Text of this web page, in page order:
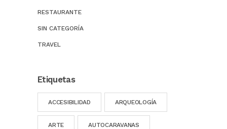
RESTAURANTE
SIN CATEGORÍA
TRAVEL
Etiquetas
ACCESIBILIDAD ARQUEOLOGÍA
ARTE AUTOCARAVANAS